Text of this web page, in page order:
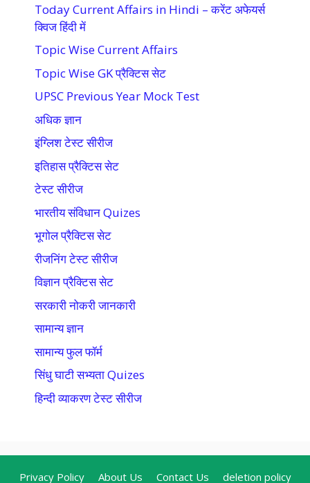
Today Current Affairs in Hindi – करेंट अफेयर्स
क्विज हिंदी में
Topic Wise Current Affairs
Topic Wise GK प्रैक्टिस सेट
UPSC Previous Year Mock Test
अधिक ज्ञान
इंग्लिश टेस्ट सीरीज
इतिहास प्रैक्टिस सेट
टेस्ट सीरीज
भारतीय संविधान Quizes
भूगोल प्रैक्टिस सेट
रीजनिंग टेस्ट सीरीज
विज्ञान प्रैक्टिस सेट
सरकारी नोकरी जानकारी
सामान्य ज्ञान
सामान्य फुल फॉर्म
सिंधु घाटी सभ्यता Quizes
हिन्दी व्याकरण टेस्ट सीरीज
Privacy Policy About Us Contact Us deletion policy